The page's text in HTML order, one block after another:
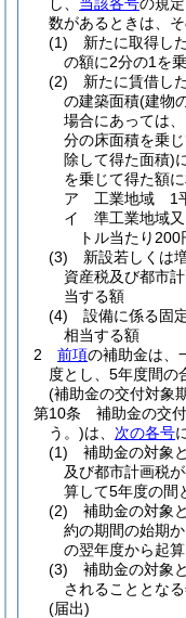
数があるときは、
(1)
新たに取得し
の額に2分の1を
(2)
新たに賃借し
の建築面積(建物
場合にあっては
分の床面積を乗
除して得た面積)
を乗じて得た額
ア
工業地域 1
イ
準工業地域
トル当たり200
(3)
新設若しくは
資産税及び都市
当する額
(4)
設備に係る固
相当する額
2
前項の補助金は、
度とし、5年度間の
(補助金の交付対象
第10条
補助金の交
う。)は、 次の各号
(1)
補助金の対象
及び都市計画税
算して5年度の間
(2)
補助金の対象
約の期間の始期
の翌年度から起
(3)
補助金の対象
されることとな
(届出)